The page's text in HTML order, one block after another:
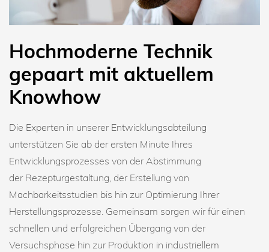
Hochmoderne Technik
gepaart mit aktuellem
Knowhow
Die Experten in unserer Entwicklungsabteilung
unterstützen Sie ab der ersten Minute Ihres
Entwicklungsprozesses von der Abstimmung
der Rezepturgestaltung, der Erstellung von
Machbarkeitsstudien bis hin zur Optimierung Ihrer
Herstellungsprozesse. Gemeinsam sorgen wir für einen
schnellen und erfolgreichen Übergang von der
Versuchsphase hin zur Produktion in industriellem